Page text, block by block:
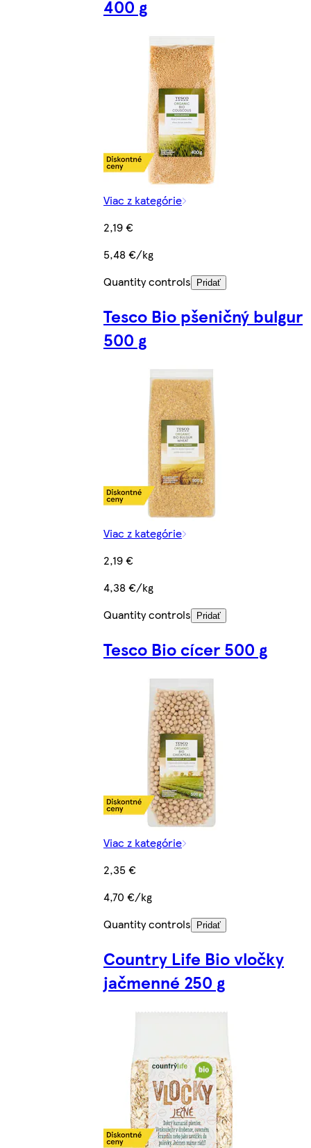
400 g
Viac z kategórie
2,19 €
5,48 €/kg
Quantity controls
Pridať
Tesco Bio pšeničný bulgur
500 g
Viac z kategórie
2,19 €
4,38 €/kg
Quantity controls
Pridať
Tesco Bio cícer 500 g
Viac z kategórie
2,35 €
4,70 €/kg
Quantity controls
Pridať
Country Life Bio vločky
jačmenné 250 g